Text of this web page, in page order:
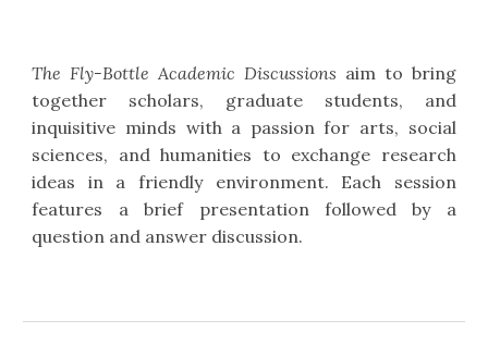
The Fly-Bottle Academic Discussions aim to bring
together scholars, graduate students, and
inquisitive minds with a passion for arts, social
sciences, and humanities to exchange research
ideas in a friendly environment. Each session
features a brief presentation followed by a
question and answer discussion.